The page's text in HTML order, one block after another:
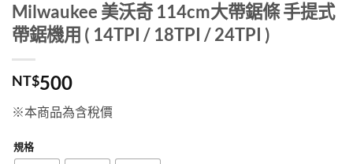
Milwaukee 美沃奇 114cm大帶鋸條 手提式
帶鋸機用 ( 14TPI / 18TPI / 24TPI )
NT$500
※本商品為含稅價
規格